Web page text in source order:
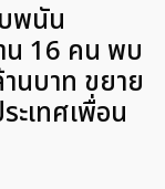
พนัน
น 16 คน พบ
นบาท ขยาย
เทศเพื่อน